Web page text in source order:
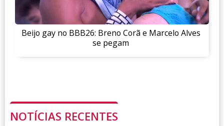
Beijo gay no BBB26: Breno Corã e Marcelo Alves
se pegam
NOTÍCIAS RECENTES